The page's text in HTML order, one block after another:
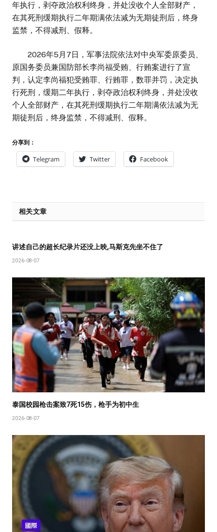
年执行，剥夺政治权利终身，并处没收个人全部财产，
在其死刑缓期执行二年期满依法减为无期徒刑后，终身
监禁，不得减刑、假释。
2026年5月7日，军事法院依法对中央军委原委员、
原国务委员兼国防部长李尚福受贿、行贿案进行了宣
判，认定李尚福犯受贿罪、行贿罪，数罪并罚，决定执
行死刑，缓期二年执行，剥夺政治权利终身，并处没收
个人全部财产，在其死刑缓期执行二年期满依法减为无
期徒刑后，终身监禁，不得减刑、假释。
分享到：
Telegram Twitter Facebook
相关文章
讲述自己的超长纪录片还没上映,马斯克先坐不住了
2026-08-07
泰国校园枪击案致7死15伤，枪手为初中生
2026-08-07